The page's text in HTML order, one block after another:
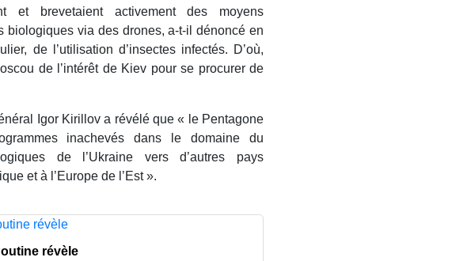
et brevetaient activement des moyens
biologiques via des drones, a-t-il dénoncé en
de l’utilisation d’insectes infectés. D’où,
de l’intérêt de Kiev pour se procurer de
Igor Kirillov a révélé que « le Pentagone
inachevés dans le domaine du
de l’Ukraine vers d’autres pays
et à l’Europe de l’Est ».
révèle